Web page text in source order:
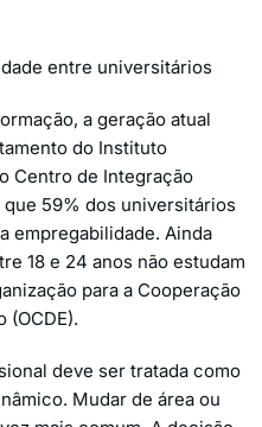
entre universitários
a geração atual
do Instituto
Centro de Integração
que 59% dos universitários
empregabilidade. Ainda
18 e 24 anos não estudam
para a Cooperação
(OCDE).
deve ser tratada como
Mudar de área ou